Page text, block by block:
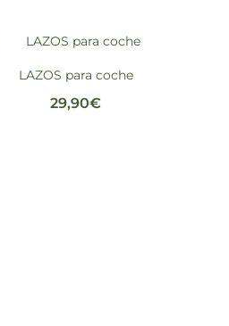
LAZOS para coche
29,90€